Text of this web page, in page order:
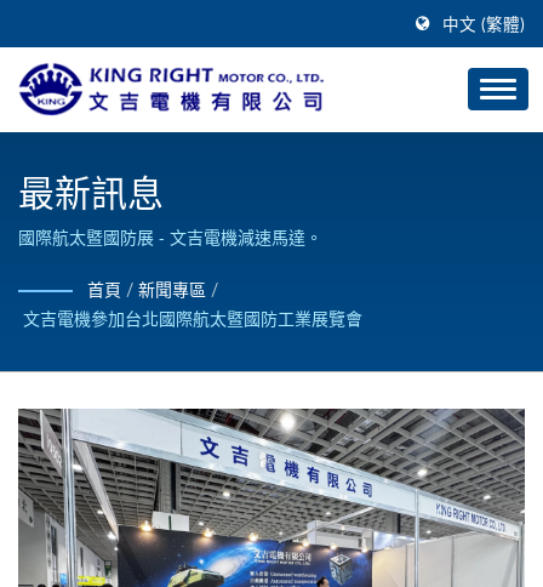
中文 (繁體)
最新訊息
國際航太暨國防展 - 文吉電機減速馬達。
首頁 / 新聞專區 /
文吉電機參加台北國際航太暨國防工業展覽會